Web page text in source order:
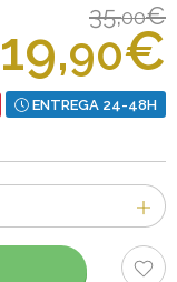
35,00€
19,90€
ENTREGA 24-48H